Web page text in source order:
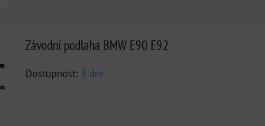
Závodní podlaha BMW E90 E92
Dostupnost: 3 dni